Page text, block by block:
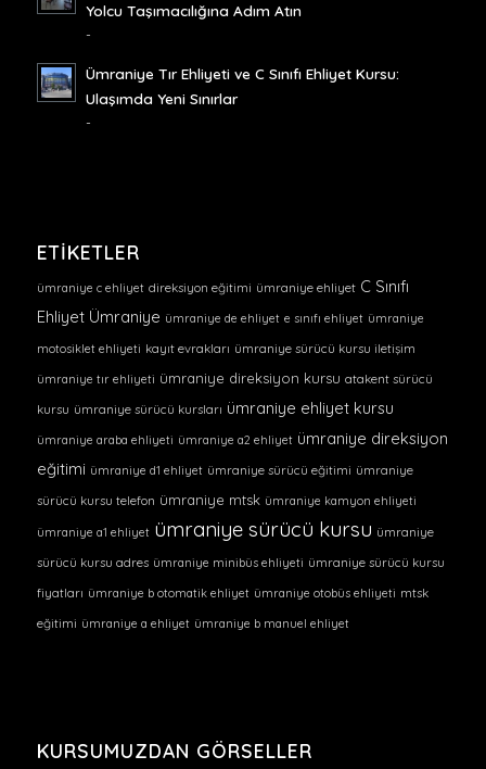
Yolcu Taşımacılığına Adım Atın
-
Ümraniye Tır Ehliyeti ve C Sınıfı Ehliyet Kursu:
Ulaşımda Yeni Sınırlar
-
ETIKETLER
ümraniye c ehliyet direksiyon eğitimi ümraniye ehliyet C Sınıfı
Ehliyet Ümraniye ümraniye de ehliyet e sınıfı ehliyet ümraniye
motosiklet ehliyeti kayıt evrakları ümraniye sürücü kursu iletişim
ümraniye tır ehliyeti ümraniye direksiyon kursu atakent sürücü
kursu ümraniye sürücü kursları ümraniye ehliyet kursu
ümraniye araba ehliyeti ümraniye a2 ehliyet ümraniye direksiyon
eğitimi ümraniye d1 ehliyet ümraniye sürücü eğitimi ümraniye
sürücü kursu telefon ümraniye mtsk ümraniye kamyon ehliyeti
ümraniye a1 ehliyet ümraniye sürücü kursu ümraniye
sürücü kursu adres ümraniye minibüs ehliyeti ümraniye sürücü kursu
fiyatları ümraniye b otomatik ehliyet ümraniye otobüs ehliyeti mtsk
eğitimi ümraniye a ehliyet ümraniye b manuel ehliyet
KURSUMUZDAN GÖRSELLER